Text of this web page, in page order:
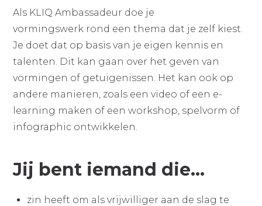
Als KLIQ Ambassadeur doe je
vormingswerk rond een thema dat je zelf kiest.
Je doet dat op basis van je eigen kennis en
talenten. Dit kan gaan over het geven van
vormingen of getuigenissen. Het kan ook op
andere manieren, zoals een video of een e-
learning maken of een workshop, spelvorm of
infographic ontwikkelen.
Jij bent iemand die...
zin heeft om als vrijwilliger aan de slag te